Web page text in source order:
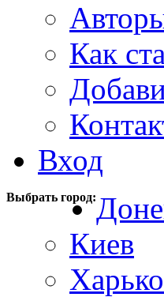
Как
Вход
Выбрать город:
Киев